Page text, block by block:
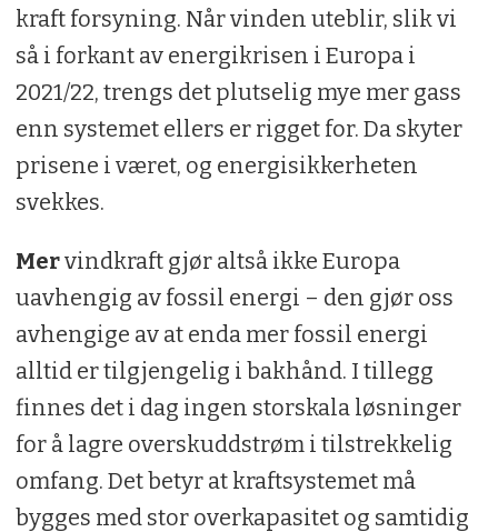
kraft forsyning. Når vinden uteblir, slik vi
så i forkant av energikrisen i Europa i
2021/22, trengs det plutselig mye mer gass
enn systemet ellers er rigget for. Da skyter
prisene i været, og energisikkerheten
svekkes.
Mervindkraft gjør altså ikke Europa
uavhengig av fossil energi – den gjør oss
avhengige av at enda mer fossil energi
alltid er tilgjengelig i bakhånd. I tillegg
finnes det i dag ingen storskala løsninger
for å lagre overskuddstrøm i tilstrekkelig
omfang. Det betyr at kraftsystemet må
bygges med stor overkapasitet og samtidig